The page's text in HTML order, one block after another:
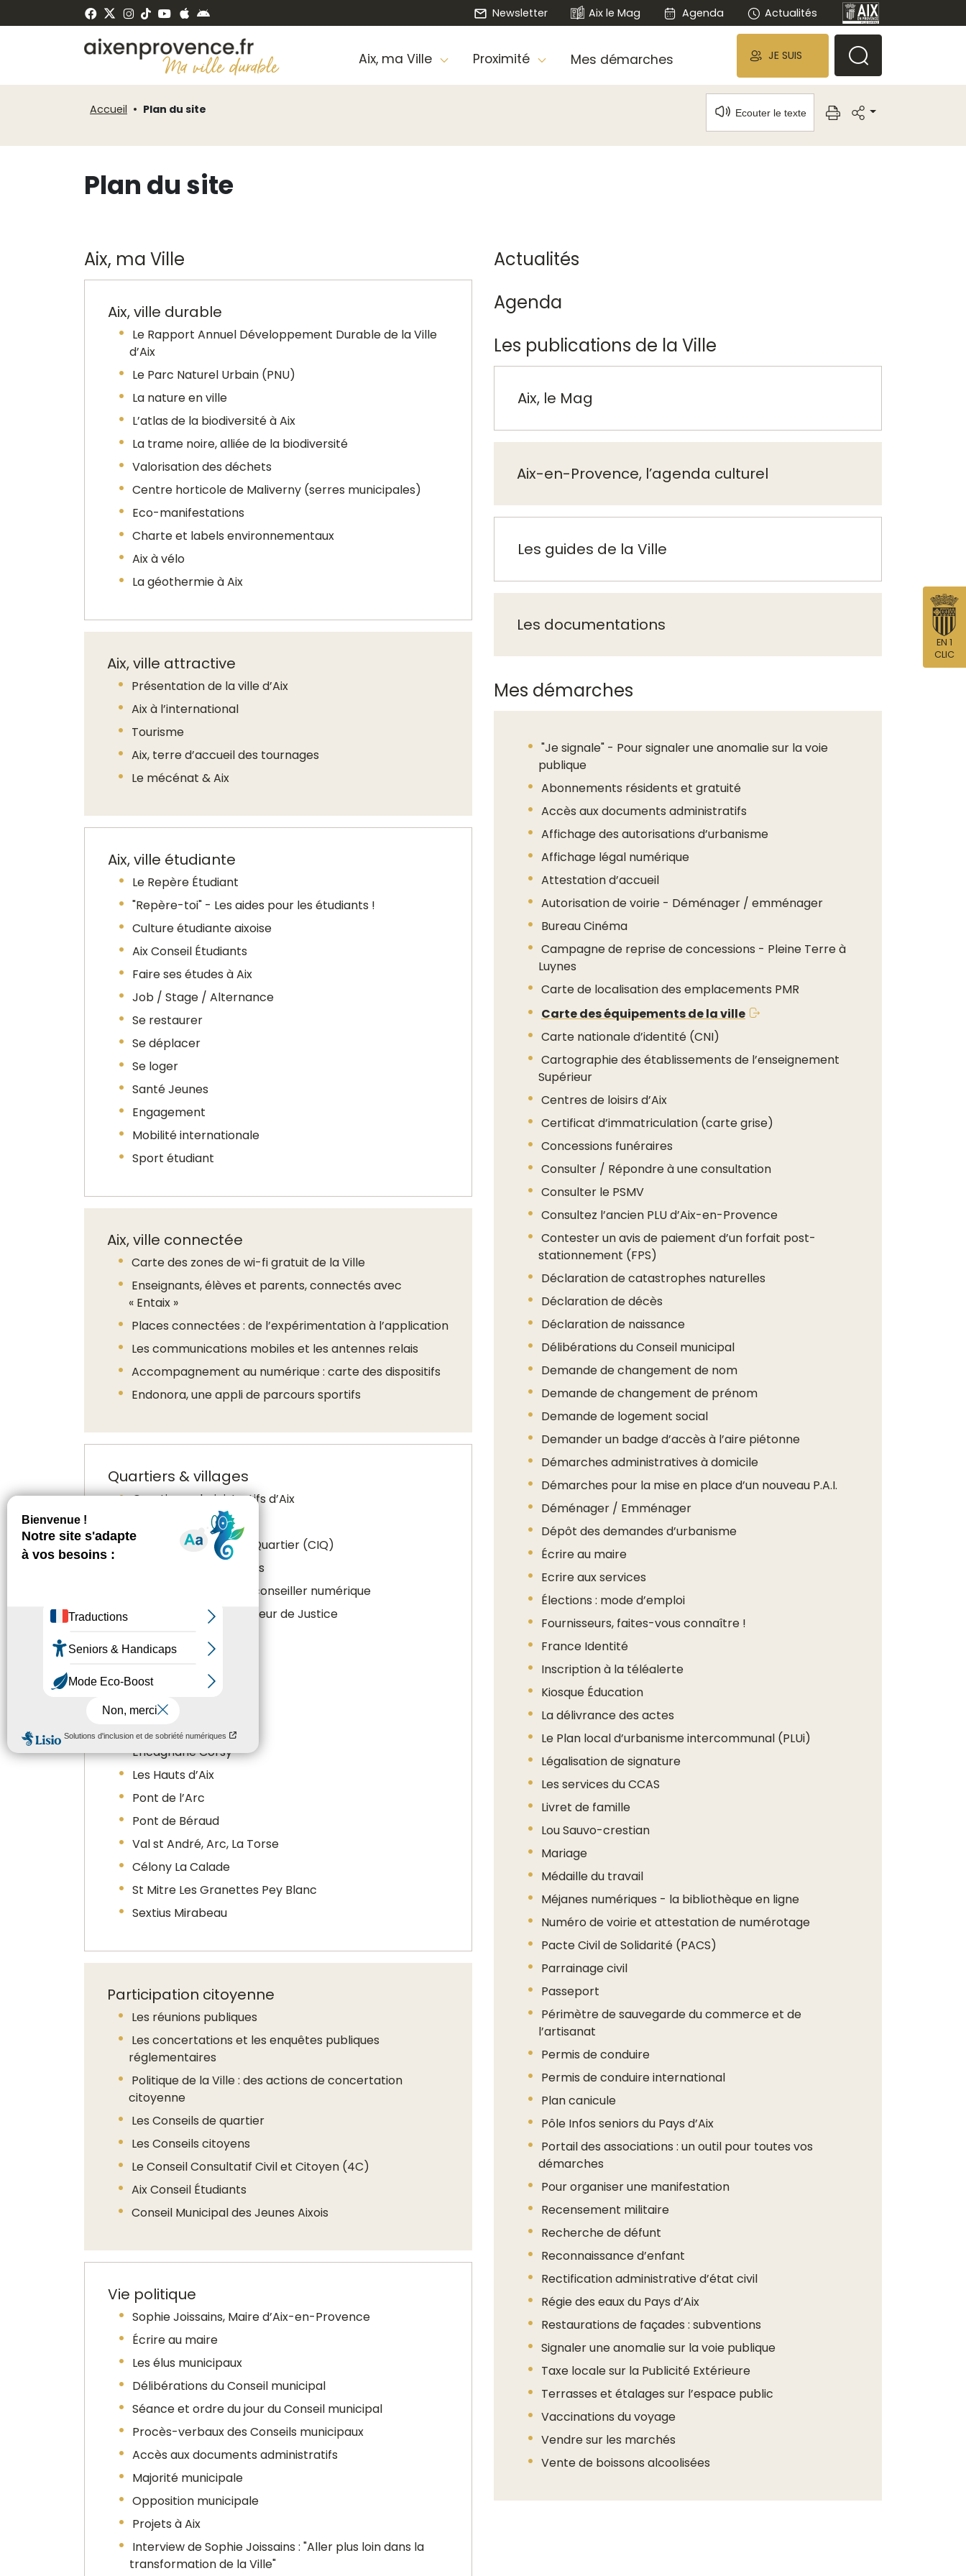
Newsletter Aix le Mag Agenda Actualités
Aix, ma Ville Proximité Mes démarches JE SUIS
Accueil Plan du site Ecouter le texte
Plan du site
Aix, ma Ville
Aix, ville durable
Le Rapport Annuel Développement Durable de la Ville
d’Aix
Le Parc Naturel Urbain (PNU)
La nature en ville
L’atlas de la biodiversité à Aix
La trame noire, alliée de la biodiversité
Valorisation des déchets
Centre horticole de Maliverny (serres municipales)
Eco-manifestations
Charte et labels environnementaux
Aix à vélo
La géothermie à Aix
Aix, ville attractive
Présentation de la ville d’Aix
Aix à l’international
Tourisme
Aix, terre d’accueil des tournages
Le mécénat & Aix
Aix, ville étudiante
Le Repère Étudiant
"Repère-toi" - Les aides pour les étudiants !
Culture étudiante aixoise
Aix Conseil Étudiants
Faire ses études à Aix
Job / Stage / Alternance
Se restaurer
Se déplacer
Se loger
Santé Jeunes
Engagement
Mobilité internationale
Sport étudiant
Aix, ville connectée
Carte des zones de wi-fi gratuit de la Ville
Enseignants, élèves et parents, connectés avec
« Entaix »
Places connectées : de l’expérimentation à l’application
Les communications mobiles et les antennes relais
Accompagnement au numérique : carte des dispositifs
Endonora, une appli de parcours sportifs
Quartiers & villages
Quartiers administratifs d’Aix
Mairies de quartier
Comités d’Intérêt de Quartier (CIQ)
Maison France services
Les permanences du conseiller numérique
Permanence Conciliateur de Justice
Les Milles
La Duranne
Puyricard-Couteron
Jas de Bouffan
Encagnane Corsy
Les Hauts d’Aix
Pont de l’Arc
Pont de Béraud
Val st André, Arc, La Torse
Célony La Calade
St Mitre Les Granettes Pey Blanc
Sextius Mirabeau
Participation citoyenne
Les réunions publiques
Les concertations et les enquêtes publiques
réglementaires
Politique de la Ville : des actions de concertation
citoyenne
Les Conseils de quartier
Les Conseils citoyens
Le Conseil Consultatif Civil et Citoyen (4C)
Aix Conseil Étudiants
Conseil Municipal des Jeunes Aixois
Vie politique
Sophie Joissains, Maire d’Aix-en-Provence
Écrire au maire
Les élus municipaux
Délibérations du Conseil municipal
Séance et ordre du jour du Conseil municipal
Procès-verbaux des Conseils municipaux
Accès aux documents administratifs
Majorité municipale
Opposition municipale
Projets à Aix
Interview de Sophie Joissains : "Aller plus loin dans la
transformation de la Ville"
Actualités
Agenda
Les publications de la Ville
Aix, le Mag
Aix-en-Provence, l’agenda culturel
Les guides de la Ville
Les documentations
Mes démarches
"Je signale" - Pour signaler une anomalie sur la voie
publique
Abonnements résidents et gratuité
Accès aux documents administratifs
Affichage des autorisations d’urbanisme
Affichage légal numérique
Attestation d’accueil
Autorisation de voirie - Déménager / emménager
Bureau Cinéma
Campagne de reprise de concessions - Pleine Terre à
Luynes
Carte de localisation des emplacements PMR
Carte des équipements de la ville
Carte nationale d’identité (CNI)
Cartographie des établissements de l’enseignement
Supérieur
Centres de loisirs d’Aix
Certificat d’immatriculation (carte grise)
Concessions funéraires
Consulter / Répondre à une consultation
Consulter le PSMV
Consultez l’ancien PLU d’Aix-en-Provence
Contester un avis de paiement d’un forfait post-
stationnement (FPS)
Déclaration de catastrophes naturelles
Déclaration de décès
Déclaration de naissance
Délibérations du Conseil municipal
Demande de changement de nom
Demande de changement de prénom
Demande de logement social
Demander un badge d’accès à l’aire piétonne
Démarches administratives à domicile
Démarches pour la mise en place d’un nouveau P.A.I.
Déménager / Emménager
Dépôt des demandes d’urbanisme
Écrire au maire
Ecrire aux services
Élections : mode d’emploi
Fournisseurs, faites-vous connaître !
France Identité
Inscription à la téléalerte
Kiosque Éducation
La délivrance des actes
Le Plan local d’urbanisme intercommunal (PLUi)
Légalisation de signature
Les services du CCAS
Livret de famille
Lou Sauvo-crestian
Mariage
Médaille du travail
Méjanes numériques - la bibliothèque en ligne
Numéro de voirie et attestation de numérotage
Pacte Civil de Solidarité (PACS)
Parrainage civil
Passeport
Périmètre de sauvegarde du commerce et de
l’artisanat
Permis de conduire
Permis de conduire international
Plan canicule
Pôle Infos seniors du Pays d’Aix
Portail des associations : un outil pour toutes vos
démarches
Pour organiser une manifestation
Recensement militaire
Recherche de défunt
Reconnaissance d’enfant
Rectification administrative d’état civil
Régie des eaux du Pays d’Aix
Restaurations de façades : subventions
Signaler une anomalie sur la voie publique
Taxe locale sur la Publicité Extérieure
Terrasses et étalages sur l’espace public
Vaccinations du voyage
Vendre sur les marchés
Vente de boissons alcoolisées
EN 1
CLIC
de
Panneau de gestion des cookies